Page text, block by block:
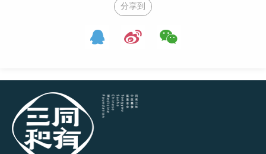
分享到